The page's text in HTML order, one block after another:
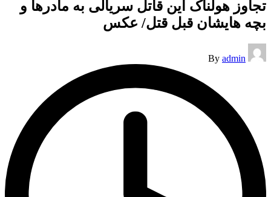
تجاوز هولناک این قاتل سریالی به مادرها و
بچه هایشان قبل قتل/ عکس
Posted
by
By admin